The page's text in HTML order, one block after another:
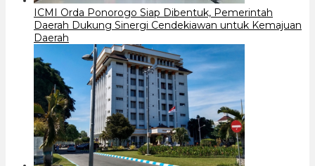
ICMI Orda Ponorogo Siap Dibentuk, Pemerintah
Daerah Dukung Sinergi Cendekiawan untuk Kemajuan
Daerah